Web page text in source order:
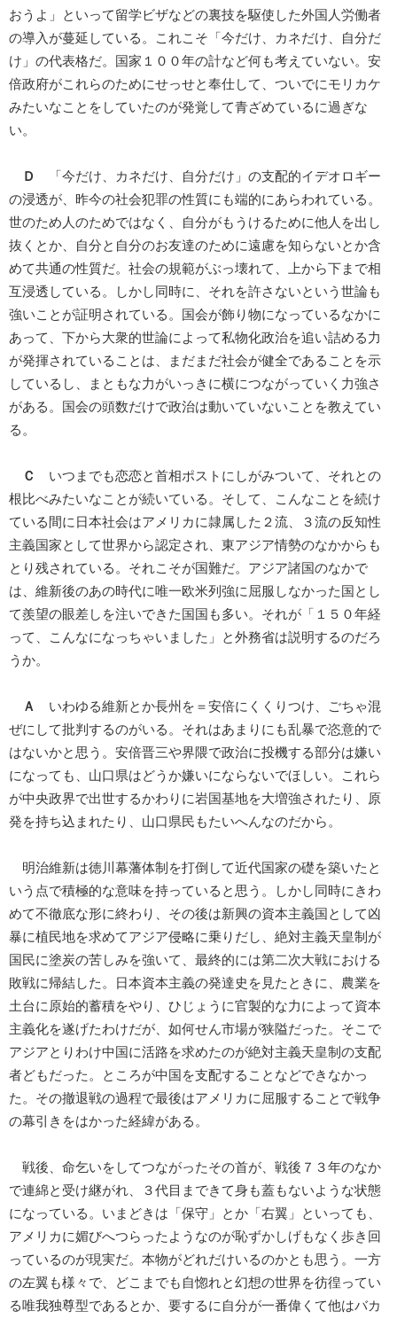
おうよ」といって留学ビザなどの裏技を駆使した外国人労働者
の導入が蔓延している。これこそ「今だけ、カネだけ、自分だ
け」の代表格だ。国家１００年の計など何も考えていない。安
倍政府がこれらのためにせっせと奉仕して、ついでにモリカケ
みたいなことをしていたのが発覚して青ざめているに過ぎな
い。
Ｄ
「今だけ、カネだけ、自分だけ」の支配的イデオロギー
の浸透が、昨今の社会犯罪の性質にも端的にあらわれている。
世のため人のためではなく、自分がもうけるために他人を出し
抜くとか、自分と自分のお友達のために遠慮を知らないとか含
めて共通の性質だ。社会の規範がぶっ壊れて、上から下まで相
互浸透している。しかし同時に、それを許さないという世論も
強いことが証明されている。国会が飾り物になっているなかに
あって、下から大衆的世論によって私物化政治を追い詰める力
が発揮されていることは、まだまだ社会が健全であることを示
しているし、まともな力がいっきに横につながっていく力強さ
がある。国会の頭数だけで政治は動いていないことを教えてい
る。
Ｃ
いつまでも恋恋と首相ポストにしがみついて、それとの
根比べみたいなことが続いている。そして、こんなことを続け
ている間に日本社会はアメリカに隷属した２流、３流の反知性
主義国家として世界から認定され、東アジア情勢のなかからも
とり残されている。それこそが国難だ。アジア諸国のなかで
は、維新後のあの時代に唯一欧米列強に屈服しなかった国とし
て羨望の眼差しを注いできた国国も多い。それが「１５０年経
って、こんなになっちゃいました」と外務省は説明するのだろ
うか。
Ａ
いわゆる維新とか長州を＝安倍にくくりつけ、ごちゃ混
ぜにして批判するのがいる。それはあまりにも乱暴で恣意的で
はないかと思う。安倍晋三や界隈で政治に投機する部分は嫌い
になっても、山口県はどうか嫌いにならないでほしい。これら
が中央政界で出世するかわりに岩国基地を大増強されたり、原
発を持ち込まれたり、山口県民もたいへんなのだから。
明治維新は徳川幕藩体制を打倒して近代国家の礎を築いたと
いう点で積極的な意味を持っていると思う。しかし同時にきわ
めて不徹底な形に終わり、その後は新興の資本主義国として凶
暴に植民地を求めてアジア侵略に乗りだし、絶対主義天皇制が
国民に塗炭の苦しみを強いて、最終的には第二次大戦における
敗戦に帰結した。日本資本主義の発達史を見たときに、農業を
土台に原始的蓄積をやり、ひじょうに官製的な力によって資本
主義化を遂げたわけだが、如何せん市場が狭隘だった。そこで
アジアとりわけ中国に活路を求めたのが絶対主義天皇制の支配
者どもだった。ところが中国を支配することなどできなかっ
た。その撤退戦の過程で最後はアメリカに屈服することで戦争
の幕引きをはかった経緯がある。
戦後、命乞いをしてつながったその首が、戦後７３年のなか
で連綿と受け継がれ、３代目まできて身も蓋もないような状態
になっている。いまどきは「保守」とか「右翼」といっても、
アメリカに媚びへつらったようなのが恥ずかしげもなく歩き回
っているのが現実だ。本物がどれだけいるのかとも思う。一方
の左翼も様々で、どこまでも自惚れと幻想の世界を彷徨ってい
る唯我独尊型であるとか、要するに自分が一番偉くて他はバカ